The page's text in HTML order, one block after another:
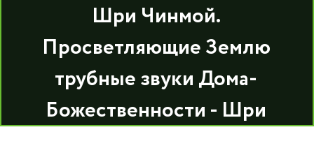
Шри Чинмой.
Просветляющие Землю
трубные звуки Дома-
Божественности - Шри